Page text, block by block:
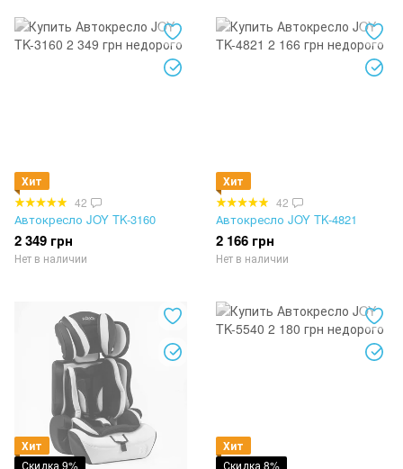
Хит
42
Автокресло JOY TK-3160
2 349 грн
Нет в наличии
Хит
42
Автокресло JOY TK-4821
2 166 грн
Нет в наличии
Хит
Скидка 9%
Хит
Скидка 8%